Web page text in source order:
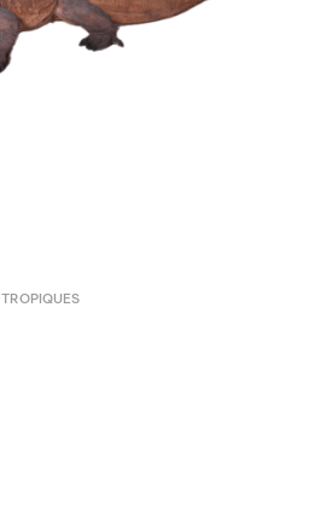
TROPIQUES